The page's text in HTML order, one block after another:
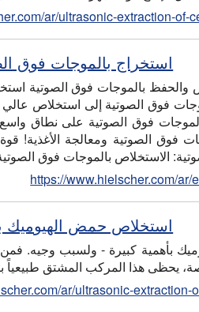
ar/ultrasonic-extraction-of-
استخراج بالموجات فوق
والحفظ بالموجات فوق الصوتية
فوق الصوتية إلى استخلاص عالي
فوق الصوتية على نطاق
فوق الصوتية ومعالجة الأغذية!
الاستخلاص بالموجات فوق
https://www.hielscher.com/ar/
استخلاص حمض الهيوميك
بأهمية كبيرة - ولسبب وجيه. فمن
يحظى هذا المركب المشتق طبيعياً
ar/ultrasonic-extraction-